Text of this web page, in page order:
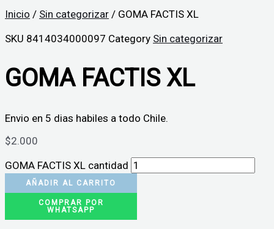
Inicio / Sin categorizar / GOMA FACTIS XL
SKU 8414034000097 Category Sin categorizar
GOMA FACTIS XL
Envio en 5 dias habiles a todo Chile.
$2.000
GOMA FACTIS XL cantidad
AÑADIR AL CARRITO
COMPRAR POR
WHATSAPP